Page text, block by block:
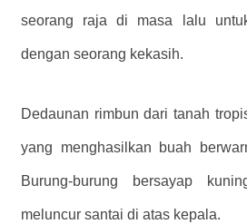
seorang raja di masa lalu
dengan seorang kekasih.
Dedaunan rimbun dari tanah
yang menghasilkan buah
Burung-burung bersayap
meluncur santai di atas kepala.